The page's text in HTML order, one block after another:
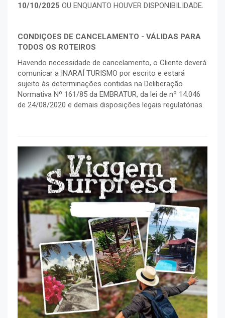
10/10/2025 OU ENQUANTO HOUVER DISPONIBILIDADE.
CONDIÇOES DE CANCELAMENTO - VÁLIDAS PARA
TODOS OS ROTEIROS
Havendo necessidade de cancelamento, o Cliente deverá
comunicar a INARAÍ TURISMO por escrito e estará
sujeito às determinações contidas na Deliberação
Normativa Nº 161/85 da EMBRATUR, da lei de nº 14.046
de 24/08/2020 e demais disposições legais regulatórias.